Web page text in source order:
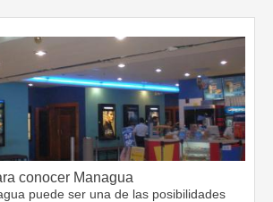
conocer Managua
puede ser una de las posibilidades